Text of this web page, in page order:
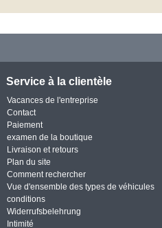
Service à la clientèle
Vacances de l'entreprise
Contact
Paiement
examen de la boutique
Livraison et retours
Plan du site
Comment rechercher
Vue d'ensemble des types de véhicules
conditions
Widerrufsbelehrung
Intimité